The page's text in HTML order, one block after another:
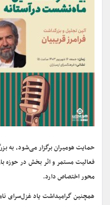
حمایت هومیران برگزار می‌شود، به
فعالیت مستمر و اثر بخش در حوزه
محور اختصاص دارد.
همچنین گرامیداشت یاد غزل‌سرای